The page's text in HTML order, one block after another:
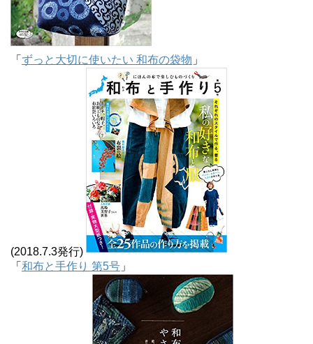
「 ずっと大切に使いたい 和布の袋物 」
(2018.7.3発行)
「 和布と手作り 第5号 」